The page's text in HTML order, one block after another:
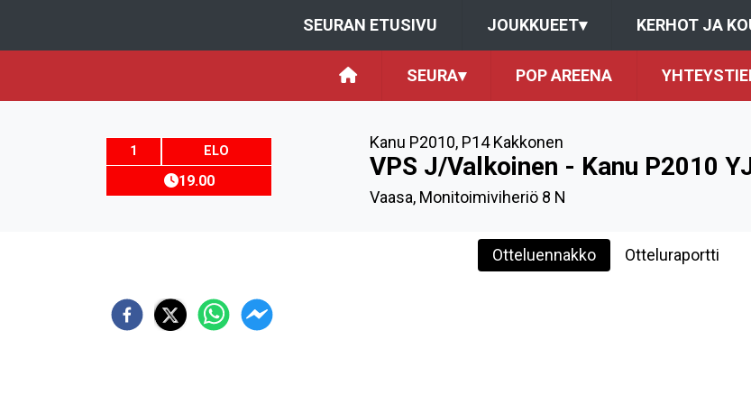
SEURAN ETUSIVU JOUKKUEET▾ KERHOT JA
SEURA▾ POP AREENA
1 ELO
19.00
Kanu P2010, P14 Kakkonen
VPS J/Valkoinen - Kanu P2010
Vaasa, Monitoimiviheriö 8 N
Otteluennakko Otteluraportti